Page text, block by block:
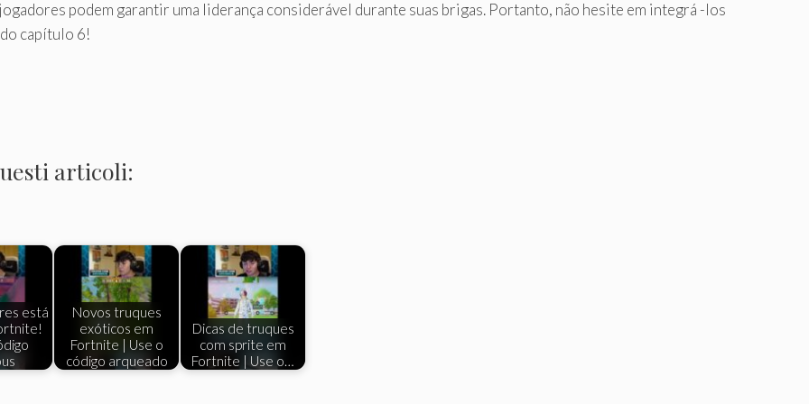
podem garantir uma liderança considerável durante suas brigas. Portanto, não hesite em integrá -los
capítulo 6!
articoli:
está
Novos truques
exóticos em
Fortnite | Use o
código arqueado
Dicas de truques
com sprite em
Fortnite | Use o…